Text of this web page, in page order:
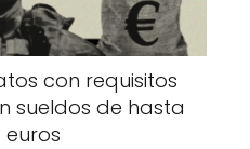
con requisitos
sueldos de hasta
euros